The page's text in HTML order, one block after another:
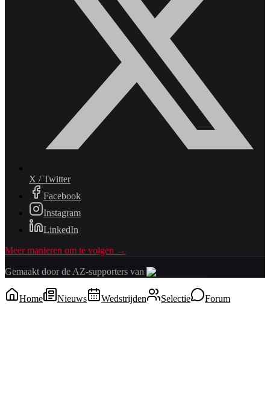
X / Twitter
Facebook
Instagram
LinkedIn
Meer manieren om te volgen →
Gemaakt door de AZ-supporters van
Home Nieuws Wedstrijden Selectie Forum